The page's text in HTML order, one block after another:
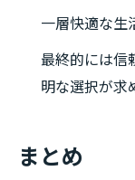
一層快適な生
最終的には信
明な選択が求
まとめ